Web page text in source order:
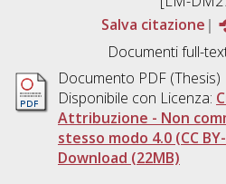
Salva citazione
Documenti full-
Documento PDF (Thesis)
Disponibile con Licenza:
Attribuzione - Non
stesso modo 4.0 (CC
Download (22MB)